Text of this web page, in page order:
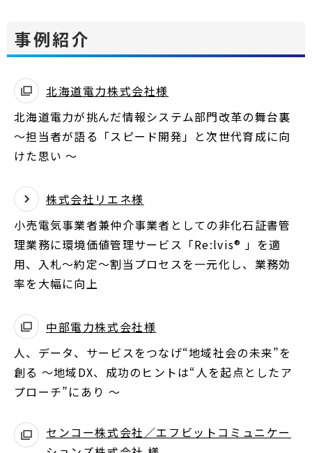
事例紹介
北海道電力株式会社様
ウ
ィ
で
開
く
北海道電力が挑んだ情報システム部門改革の舞台裏
～担当者が語る「スピード開発」と次世代育成に向
けた思い ～
株式会社リエネ様
小売電気事業者兼仲介事業者としての非化石証書管
理業務に環境価値管理サービス「Re:lvis® 」を適
用、入札～約定～割当プロセスを一元化し、業務効
率を大幅に向上
中部電力株式会社様
別
ウ
ィ
ウ
人、データ、サービスをつなげ“地域社会の未来”を
創る ～地域DX、成功のヒントは“人を起点としたア
プローチ”にあり ～
センコー株式会社／エフビットコミュニケー